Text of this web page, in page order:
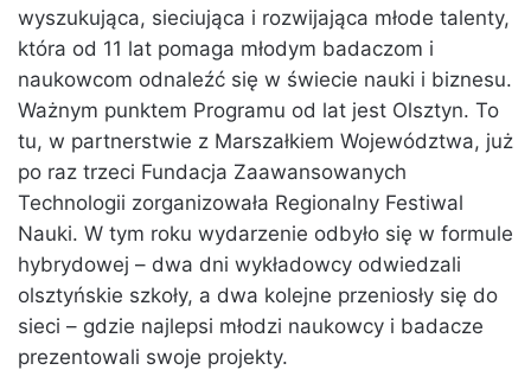
wyszukująca, sieciująca i rozwijająca młode talenty,
która od 11 lat pomaga młodym badaczom i
naukowcom odnaleźć się w świecie nauki i biznesu.
Ważnym punktem Programu od lat jest Olsztyn. To
tu, w partnerstwie z Marszałkiem Województwa, już
po raz trzeci Fundacja Zaawansowanych
Technologii zorganizowała Regionalny Festiwal
Nauki. W tym roku wydarzenie odbyło się w formule
hybrydowej – dwa dni wykładowcy odwiedzali
olsztyńskie szkoły, a dwa kolejne przeniosły się do
sieci – gdzie najlepsi młodzi naukowcy i badacze
prezentowali swoje projekty.